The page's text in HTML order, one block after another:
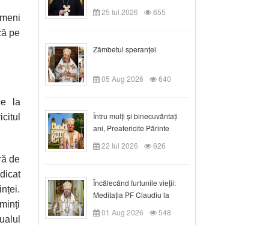
pe
la
de
Duminica a VIII-a după
Rusalii
25 Iul 2026 655
Zâmbetul speranței
05 Aug 2026 640
Întru mulți și binecuvântați
ani, Preafericite Părinte
Claudiu!
22 Iul 2026 626
Încălecând furtunile vieții:
Meditația PF Claudiu la
Duminica a IX-a după Rusalii
01 Aug 2026 548